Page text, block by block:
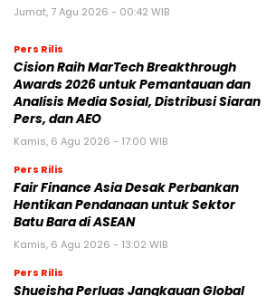
Jumat, 7 Agu 2026 - 00:42 WIB
Pers Rilis
Cision Raih MarTech Breakthrough
Awards 2026 untuk Pemantauan dan
Analisis Media Sosial, Distribusi Siaran
Pers, dan AEO
Kamis, 6 Agu 2026 - 17:00 WIB
Pers Rilis
Fair Finance Asia Desak Perbankan
Hentikan Pendanaan untuk Sektor
Batu Bara di ASEAN
Kamis, 6 Agu 2026 - 13:02 WIB
Pers Rilis
Shueisha Perluas Jangkauan Global